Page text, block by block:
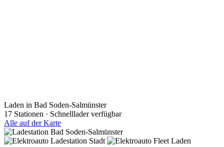
Laden in Bad Soden-Salmünster
17 Stationen · Schnelllader verfügbar
Alle auf der Karte